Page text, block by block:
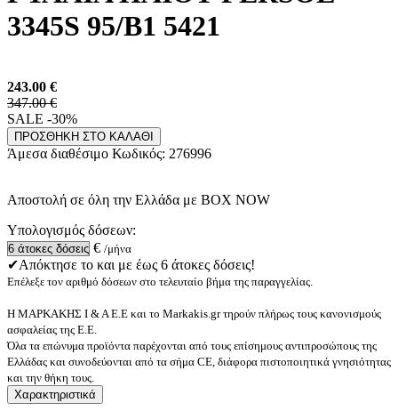
3345S 95/B1 5421
243.00 €
347.00 €
SALE -30%
ΠΡΟΣΘΗΚΗ ΣΤΟ ΚΑΛΑΘΙ
Άμεσα διαθέσιμο Κωδικός: 276996
Αποστολή σε όλη την Ελλάδα με BOX NOW
Υπολογισμός δόσεων:
€ /μήνα
✔Απόκτησε το και με έως 6 άτοκες δόσεις!
Επέλεξε τον αριθμό δόσεων στο τελευταίο βήμα της παραγγελίας.
Η ΜΑΡΚΑΚΗΣ Ι & Α Ε.Ε και το Markakis.gr τηρούν πλήρως τους κανονισμούς
ασφαλείας της Ε.Ε.
Όλα τα επώνυμα προϊόντα παρέχονται από τους επίσημους αντιπροσώπους της
Ελλάδας και συνοδεύονται από τα σήμα CE, διάφορα πιστοποιητικά γνησιότητας
και την θήκη τους.
Χαρακτηριστικά